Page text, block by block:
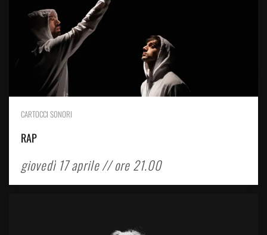
CARTOCCI SONORI
RAP
giovedì 17 aprile // ore 21.00